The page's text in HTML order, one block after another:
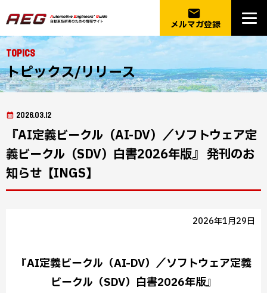
email
メルマガ登録
Topics
トピックス/リリース
2026.03.12
『AI定義ビークル（AI-DV）／ソフトウェア定
義ビークル（SDV）白書2026年版』 発刊のお
知らせ【INGS】
2026年1月29日
『AI定義ビークル（AI-DV）／ソフトウェア定義
ビークル（SDV）白書2026年版』